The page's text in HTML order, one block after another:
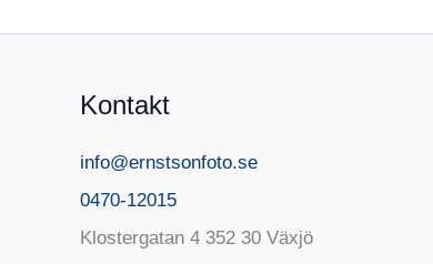
Kontakt
info@ernstsonfoto.se
0470-12015
Klostergatan 4 352 30 Växjö